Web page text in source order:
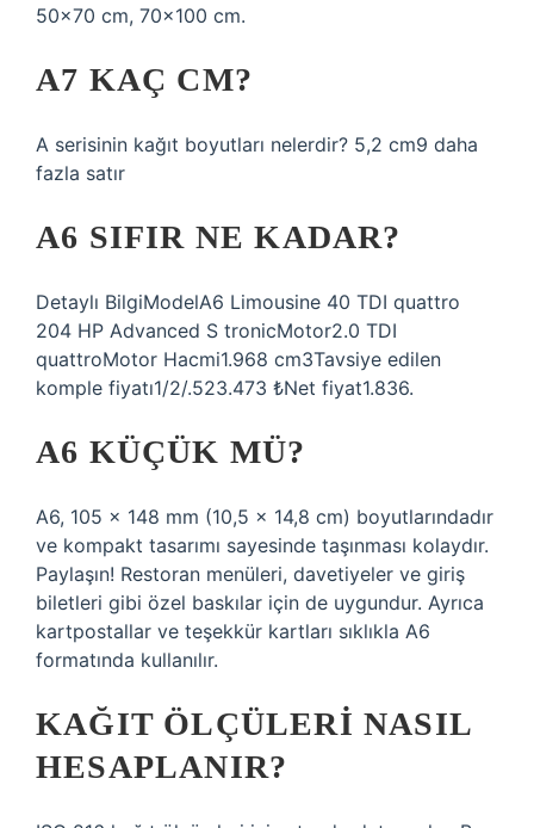
50×70 cm, 70×100 cm.
A7 KAÇ CM?
A serisinin kağıt boyutları nelerdir? 5,2 cm9 daha
fazla satır
A6 SIFIR NE KADAR?
Detaylı BilgiModelA6 Limousine 40 TDI quattro
204 HP Advanced S tronicMotor2.0 TDI
quattroMotor Hacmi1.968 cm3Tavsiye edilen
komple fiyatı1/2/.523.473 ₺Net fiyat1.836.
A6 KÜÇÜK MÜ?
A6, 105 x 148 mm (10,5 x 14,8 cm) boyutlarındadır
ve kompakt tasarımı sayesinde taşınması kolaydır.
Paylaşın! Restoran menüleri, davetiyeler ve giriş
biletleri gibi özel baskılar için de uygundur. Ayrıca
kartpostallar ve teşekkür kartları sıklıkla A6
formatında kullanılır.
KAĞIT ÖLÇÜLERI NASIL
HESAPLANIR?